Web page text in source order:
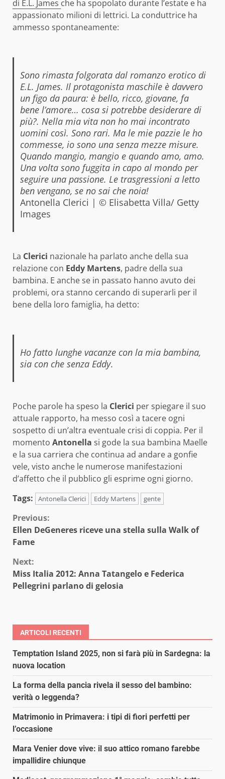
di E.L. James che ha spopolato durante l’estate e ha
appassionato milioni di lettrici. La conduttrice ha
ammesso spontaneamente:
Sono rimasta folgorata dal romanzo erotico di
E.L. James. Il protagonista maschile è davvero
un figo da paura: è bello, ricco, giovane, fa
bene l’amore… cosa si potrebbe desiderare di
più?. Nella mia vita non ho mai incontrato
uomini così. Sono rari. Ma le mie pazzie le ho
commesse, io sono una senza mezze misure.
Quando mangio, mangio e quando amo, amo.
Una volta sono fuggita in capo al mondo per
seguire una passione. Le trasgressioni a letto
ben vengano, se no sai che noia!
Antonella Clerici | © Elisabetta Villa/ Getty
Images
La Clerici nazionale ha parlato anche della sua
relazione con Eddy Martens, padre della sua
bambina. E anche se in passato hanno avuto dei
problemi, ora stanno cercando di superarli per il
bene della loro famiglia, ha detto:
Ho fatto lunghe vacanze con la mia bambina,
sia con che senza Eddy.
Poche parole ha speso la Clerici per spiegare il suo
attuale rapporto, ha messo così a tacere ogni
sospetto di un’altra eventuale crisi di coppia. Per il
momento Antonella si gode la sua bambina Maelle
e la sua carriera che continua ad andare a gonfie
vele, visto anche le numerose manifestazioni
d’affetto che il pubblico gli esprime ogni giorno.
Tags:
Antonella Clerici Eddy Martens gente
Continue
Reading
Previous:
Ellen DeGeneres riceve una stella sulla Walk of
Fame
Next:
Miss Italia 2012: Anna Tatangelo e Federica
Pellegrini parlano di gelosia
ARTICOLI RECENTI
Temptation Island 2025, non si farà più in Sardegna: la
nuova location
La forma della pancia rivela il sesso del bambino:
verità o leggenda?
Matrimonio in Primavera: i tipi di fiori perfetti per
l’occasione
Mara Venier dove vive: il suo attico romano farebbe
impallidire chiunque